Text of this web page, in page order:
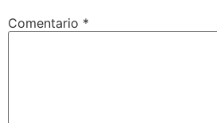
Comentario *